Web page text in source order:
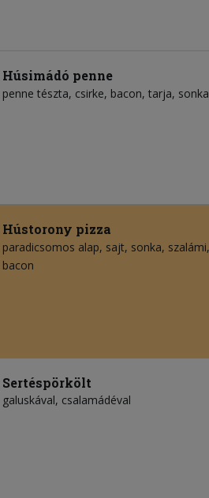
Húsimádó penne
penne tészta csirke bacon tarja sonka
Hústorony pizza
paradicsomos alap sajt sonka szalámi
bacon
Sertéspörkölt
galuskával, csalamádéval